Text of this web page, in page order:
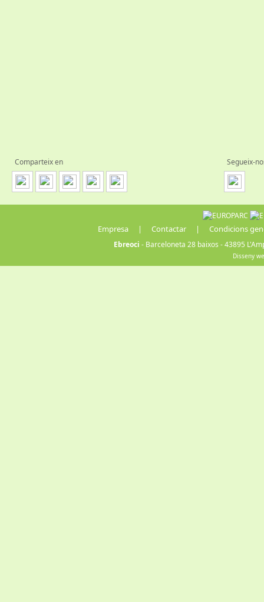
Comparteix en Segueix-
Empresa | Contactar | Condicions
Ebreoci - Barceloneta 28 baixos - 43895
Disseny